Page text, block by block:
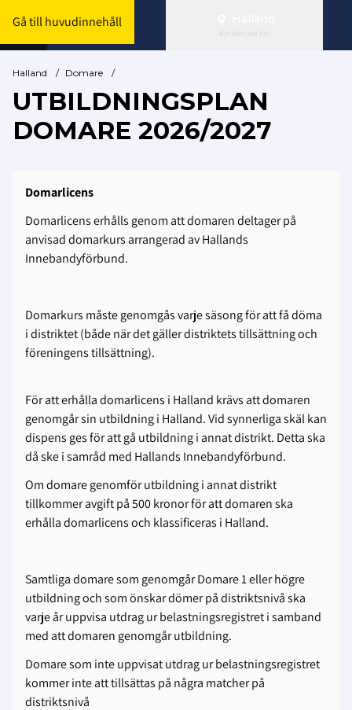
Gå till huvudinnehåll
Byt förbund här
Halland / Domare /
UTBILDNINGSPLAN
DOMARE 2026/2027
Domarlicens
Domarlicens erhålls genom att domaren deltager på
anvisad domarkurs arrangerad av Hallands
Innebandyförbund.
Domarkurs måste genomgås varje säsong för att få döma
i distriktet (både när det gäller distriktets tillsättning och
föreningens tillsättning).
För att erhålla domarlicens i Halland krävs att domaren
genomgår sin utbildning i Halland. Vid synnerliga skäl kan
dispens ges för att gå utbildning i annat distrikt. Detta ska
då ske i samråd med Hallands Innebandyförbund.
Om domare genomför utbildning i annat distrikt
tillkommer avgift på 500 kronor för att domaren ska
erhålla domarlicens och klassificeras i Halland.
Samtliga domare som genomgår Domare 1 eller högre
utbildning och som önskar dömer på distriktsnivå ska
varje år uppvisa utdrag ur belastningsregistret i samband
med att domaren genomgår utbildning.
Domare som inte uppvisat utdrag ur belastningsregistret
kommer inte att tillsättas på några matcher på
distriktsnivå